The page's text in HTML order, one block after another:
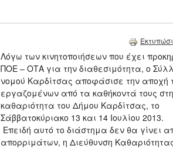
Λόγω των κινητοποιήσεων που έχει
ΠΟΕ – ΟΤΑ για την διαθεσιμότητα, ο
νομού Καρδίτσας αποφάσισε την αποχή
εργαζομένων από τα καθήκοντά τους
καθαριότητα του Δήμου Καρδίτσας, το
Σάββατοκύριακο 13 και 14 Ιουλίου 2013.
Επειδή αυτό το διάστημα δεν θα γίνει
απορριμάτων, η Διεύθυνση